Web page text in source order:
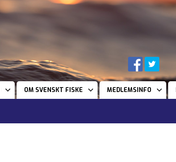
OM SVENSKT FISKE MEDLEMSINFO